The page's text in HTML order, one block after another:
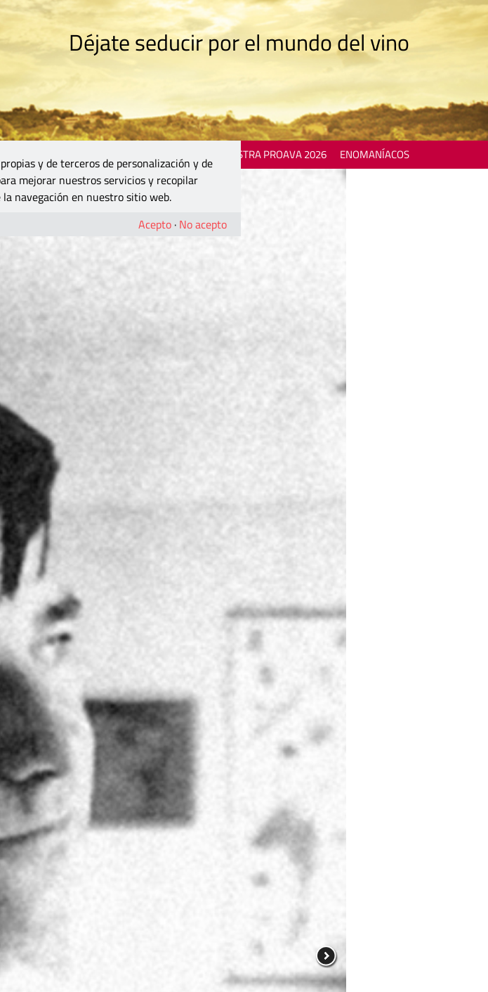
Déjate seducir por el mundo del vino
MOSTRA PROAVA 2026 ENOMANÍACOS
y de terceros de personalización y de
mejorar nuestros servicios y recopilar
navegación en nuestro sitio web.
Acepto · No acepto